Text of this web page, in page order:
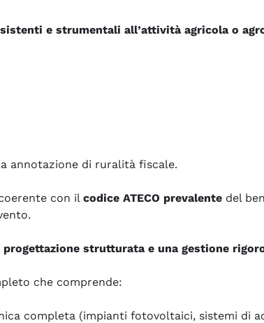
e strumentali all’attività agricola o
annotazione di ruralità fiscale.
con il codice ATECO prevalente del
strutturata e una gestione
che comprende:
completa (impianti fotovoltaici, sistemi di